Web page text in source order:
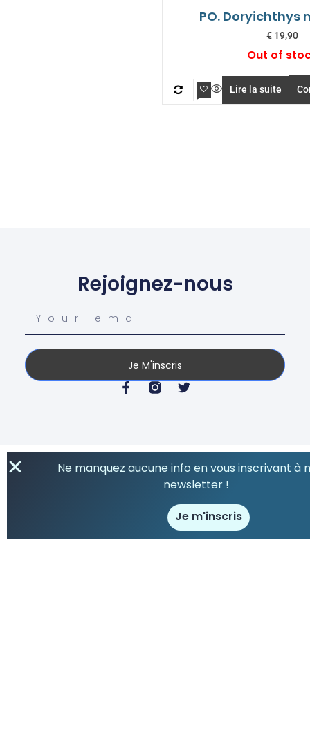
PO. Doryichthys
€ 19,90
Out of
Lire la suite
Rejoignez-nous
Je M'inscris
Ne manquez aucune info en vous inscrivant à
newsletter !
Je m'inscris